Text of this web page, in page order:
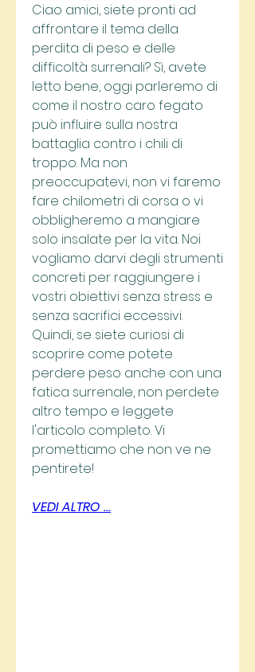
Ciao amici, siete pronti ad
affrontare il tema della
perdita di peso e delle
difficoltà surrenali? Sì, avete
letto bene, oggi parleremo di
come il nostro caro fegato
può influire sulla nostra
battaglia contro i chili di
troppo. Ma non
preoccupatevi, non vi faremo
fare chilometri di corsa o vi
obbligheremo a mangiare
solo insalate per la vita. Noi
vogliamo darvi degli strumenti
concreti per raggiungere i
vostri obiettivi senza stress e
senza sacrifici eccessivi.
Quindi, se siete curiosi di
scoprire come potete
perdere peso anche con una
fatica surrenale, non perdete
altro tempo e leggete
l'articolo completo. Vi
promettiamo che non ve ne
pentirete!
VEDI ALTRO ...